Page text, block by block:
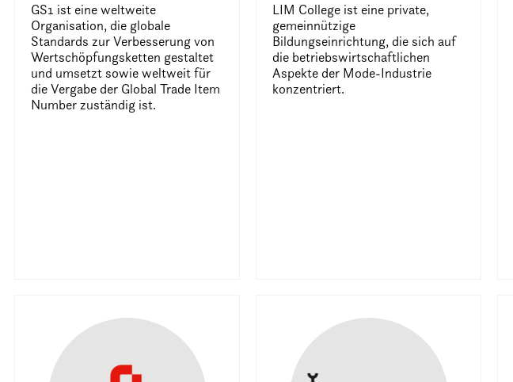
GS1 ist eine weltweite
Organisation, die globale
Standards zur Verbesserung von
Wertschöpfungsketten gestaltet
und umsetzt sowie weltweit für
die Vergabe der Global Trade Item
Number zuständig ist.
LIM College ist eine private,
gemeinnützige
Bildungseinrichtung, die sich auf
die betriebswirtschaftlichen
Aspekte der Mode-Industrie
konzentriert.